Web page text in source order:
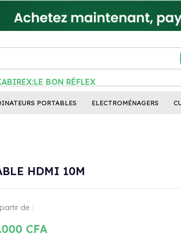
BON RÉFLEXE
PORTABLES ELECTROMÉNAGERS
HDMI 10M
de :
CFA